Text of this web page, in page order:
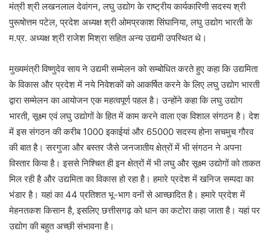
मंत्री श्री लखनलाल देवांगन, लघु उद्योग के राष्ट्रीय कार्यकारिणी सदस्य श्री
पुरूषोत्तम पटेल, प्रदेश अध्यक्ष श्री ओमप्रकाश सिंघानिया, लघु उद्योग भारती के
म.प्र. अध्यक्ष श्री राजेश मिश्रा सहित अन्य उद्यमी उपस्थित थे।
मुख्यमंत्री विष्णुदेव साय ने उद्यमी सम्मेलन को सम्बोधित करते हुए कहा कि उद्यमिता
के विकास और प्रदेश में नये निवेशकों को आकर्षित करने के लिए लघु उद्योग भारती
द्वारा सम्मेलन का आयोजन एक महत्वपूर्ण पहल है। उन्होंने कहा कि लघु उद्योग
भारती, सूक्ष्म एवं लघु उद्योगों के हित में काम करने वाला एक विशाल संगठन है। देश
में इस संगठन की करीब 1000 इकाईयां और 65000 सदस्य होना सचमुच गौरव
की बात है। सरगुजा और बस्तर जैसे जनजातीय क्षेत्रों में भी संगठन ने अपना
विस्तार किया है। इससे निश्चित ही इन क्षेत्रों में भी लघु और सूक्ष्म उद्योगों को ताकत
मिल रही है और उद्यमिता का विकास हो रहा है। हमारे प्रदेश में खनिज सम्पदा का
भंडार है। यहां का 44 प्रतिशत भू-भाग वनों से आच्छादित है। हमारे प्रदेश में
मेहनतकश किसान है, इसलिए छत्तीसगढ़ को धान का कटोरा कहा जाता है। यहां पर
उद्योग की बहुत अच्छी संभावना है।